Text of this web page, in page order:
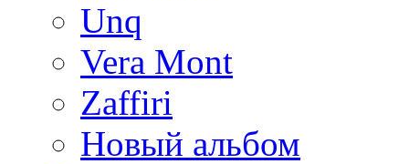
Unq
Vera Mont
Zaffiri
Новый альбом